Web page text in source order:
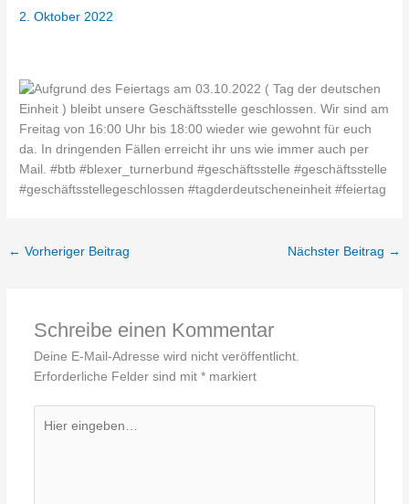
2. Oktober 2022
← Vorheriger Beitrag Nächster Beitrag →
Schreibe einen Kommentar
Deine E-Mail-Adresse wird nicht veröffentlicht.
Erforderliche Felder sind mit *markiert
eingeben…